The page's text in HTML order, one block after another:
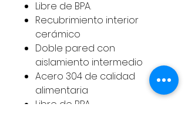
Libre de BPA.
Recubrimiento interior
cerámico
Doble pared con
aislamiento intermedio
Acero 304 de calidad
alimentaria
Libre de BPA